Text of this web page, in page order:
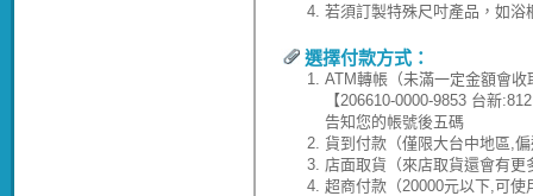
4. 若須訂製特殊尺吋產品，如
選擇付款方式：
1. ATM轉帳（未滿一定金額會
【206610-0000-9853 台新
告知您的帳號後五碼
2. 貨到付款（僅限大台中地區,
3. 店面取貨（來店取貨還會有更
4. 超商付款（20000元以下,可